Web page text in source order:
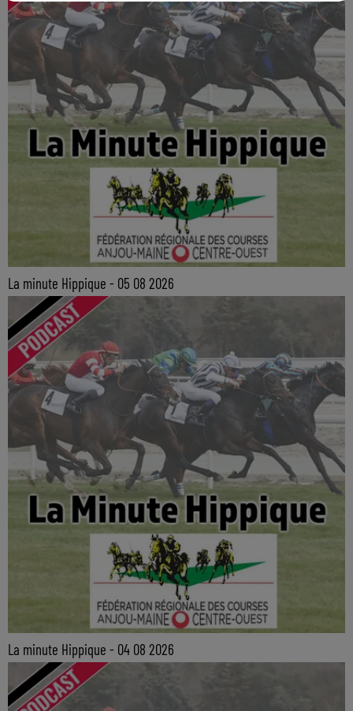
La minute Hippique - 05 08 2026
La minute Hippique - 04 08 2026